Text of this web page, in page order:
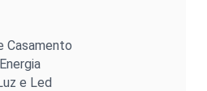
Casamento
e Led